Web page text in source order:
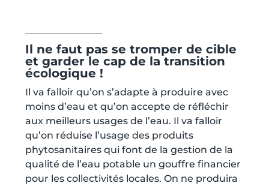
Il ne faut pas se tromper de cible
et garder le cap de la transition
écologique !
Il va falloir qu’on s’adapte à produire avec
moins d’eau et qu’on accepte de réfléchir
aux meilleurs usages de l’eau. Il va falloir
qu’on réduise l’usage des produits
phytosanitaires qui font de la gestion de la
qualité de l’eau potable un gouffre financier
pour les collectivités locales. On ne produira